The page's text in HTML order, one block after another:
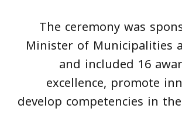
The ceremony was
Minister of Municipalities
and included 16
excellence, promote
develop competencies in